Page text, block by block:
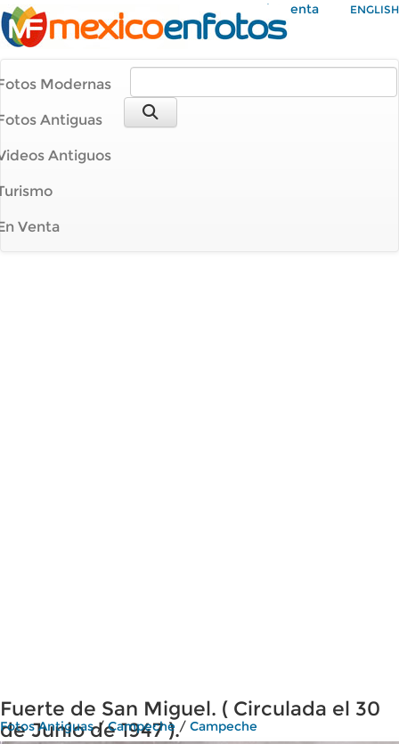
Mi Cuenta ENGLISH
Modernas
Antiguas
Antiguos
Venta
Fuerte de San Miguel. ( Circulada el 30
de Junio de 1947 ).
Fotos Antiguas/Campeche / Campeche